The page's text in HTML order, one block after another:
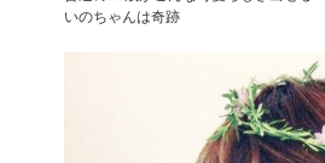
いのちゃんは奇跡